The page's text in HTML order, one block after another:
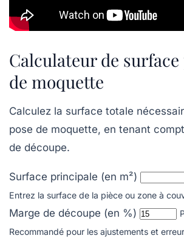
Calculateur de surface
de moquette
Calculez la surface totale
pose de moquette, en tenant
de découpe.
Surface principale (en m²)
Entrez la surface de la pièce ou zone à
Marge de découpe (en %)
Recommandé pour les ajustements et